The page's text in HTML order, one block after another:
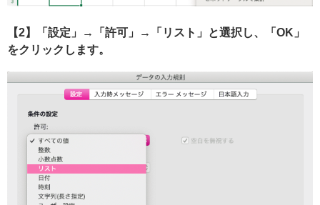
【2】「設定」→「許可」→「リスト」と選択し、「OK」
をクリックします。